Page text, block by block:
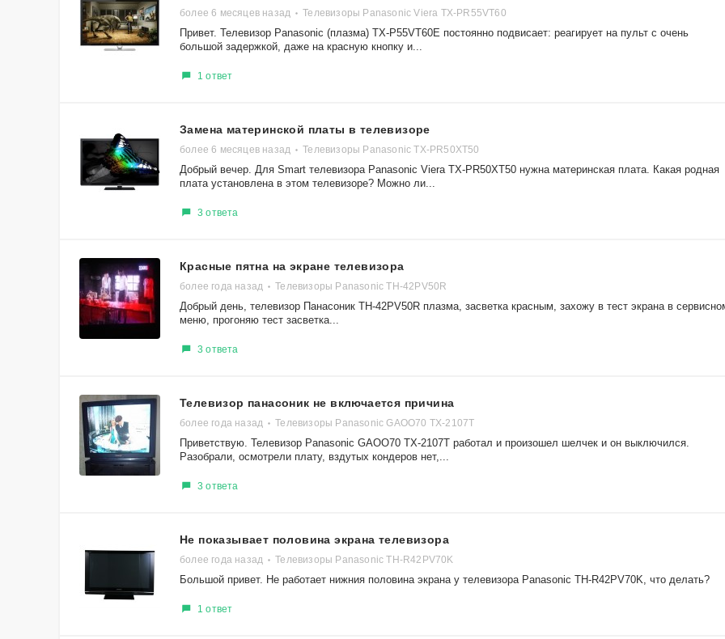
более 6 месяцев назад Телевизоры Panasonic Viera TX-PR55VT60
Привет. Телевизор Panasonic (плазма) TX-P55VT60E постоянно подвисает: реагирует на пульт с очень
большой задержкой, даже на красную кнопку и...
1 ответ
Замена материнской платы в телевизоре
более 6 месяцев назад Телевизоры Panasonic TX-PR50XT50
Добрый вечер. Для Smart телевизора Panasonic Viera TX-PR50XT50 нужна материнская плата. Какая родная
плата установлена в этом телевизоре? Можно ли...
3 ответа
Красные пятна на экране телевизора
более года назад Телевизоры Panasonic TH-42PV50R
Добрый день, телевизор Панасоник TH-42PV50R плазма, засветка красным, захожу в тест экрана в
меню, прогоняю тест засветка...
3 ответа
Телевизор панасоник не включается причина
более года назад Телевизоры Panasonic GAOO70 TX-2107T
Приветствую. Телевизор Panasonic GAOO70 TX-2107T работал и произошел шелчек и он выключился.
Разобрали, осмотрели плату, вздутых кондеров нет,...
3 ответа
Не показывает половина экрана телевизора
более года назад Телевизоры Panasonic TH-R42PV70K
Большой привет. Не работает нижния половина экрана у телевизора Panasonic TH-R42PV70K, что делать?
1 ответ